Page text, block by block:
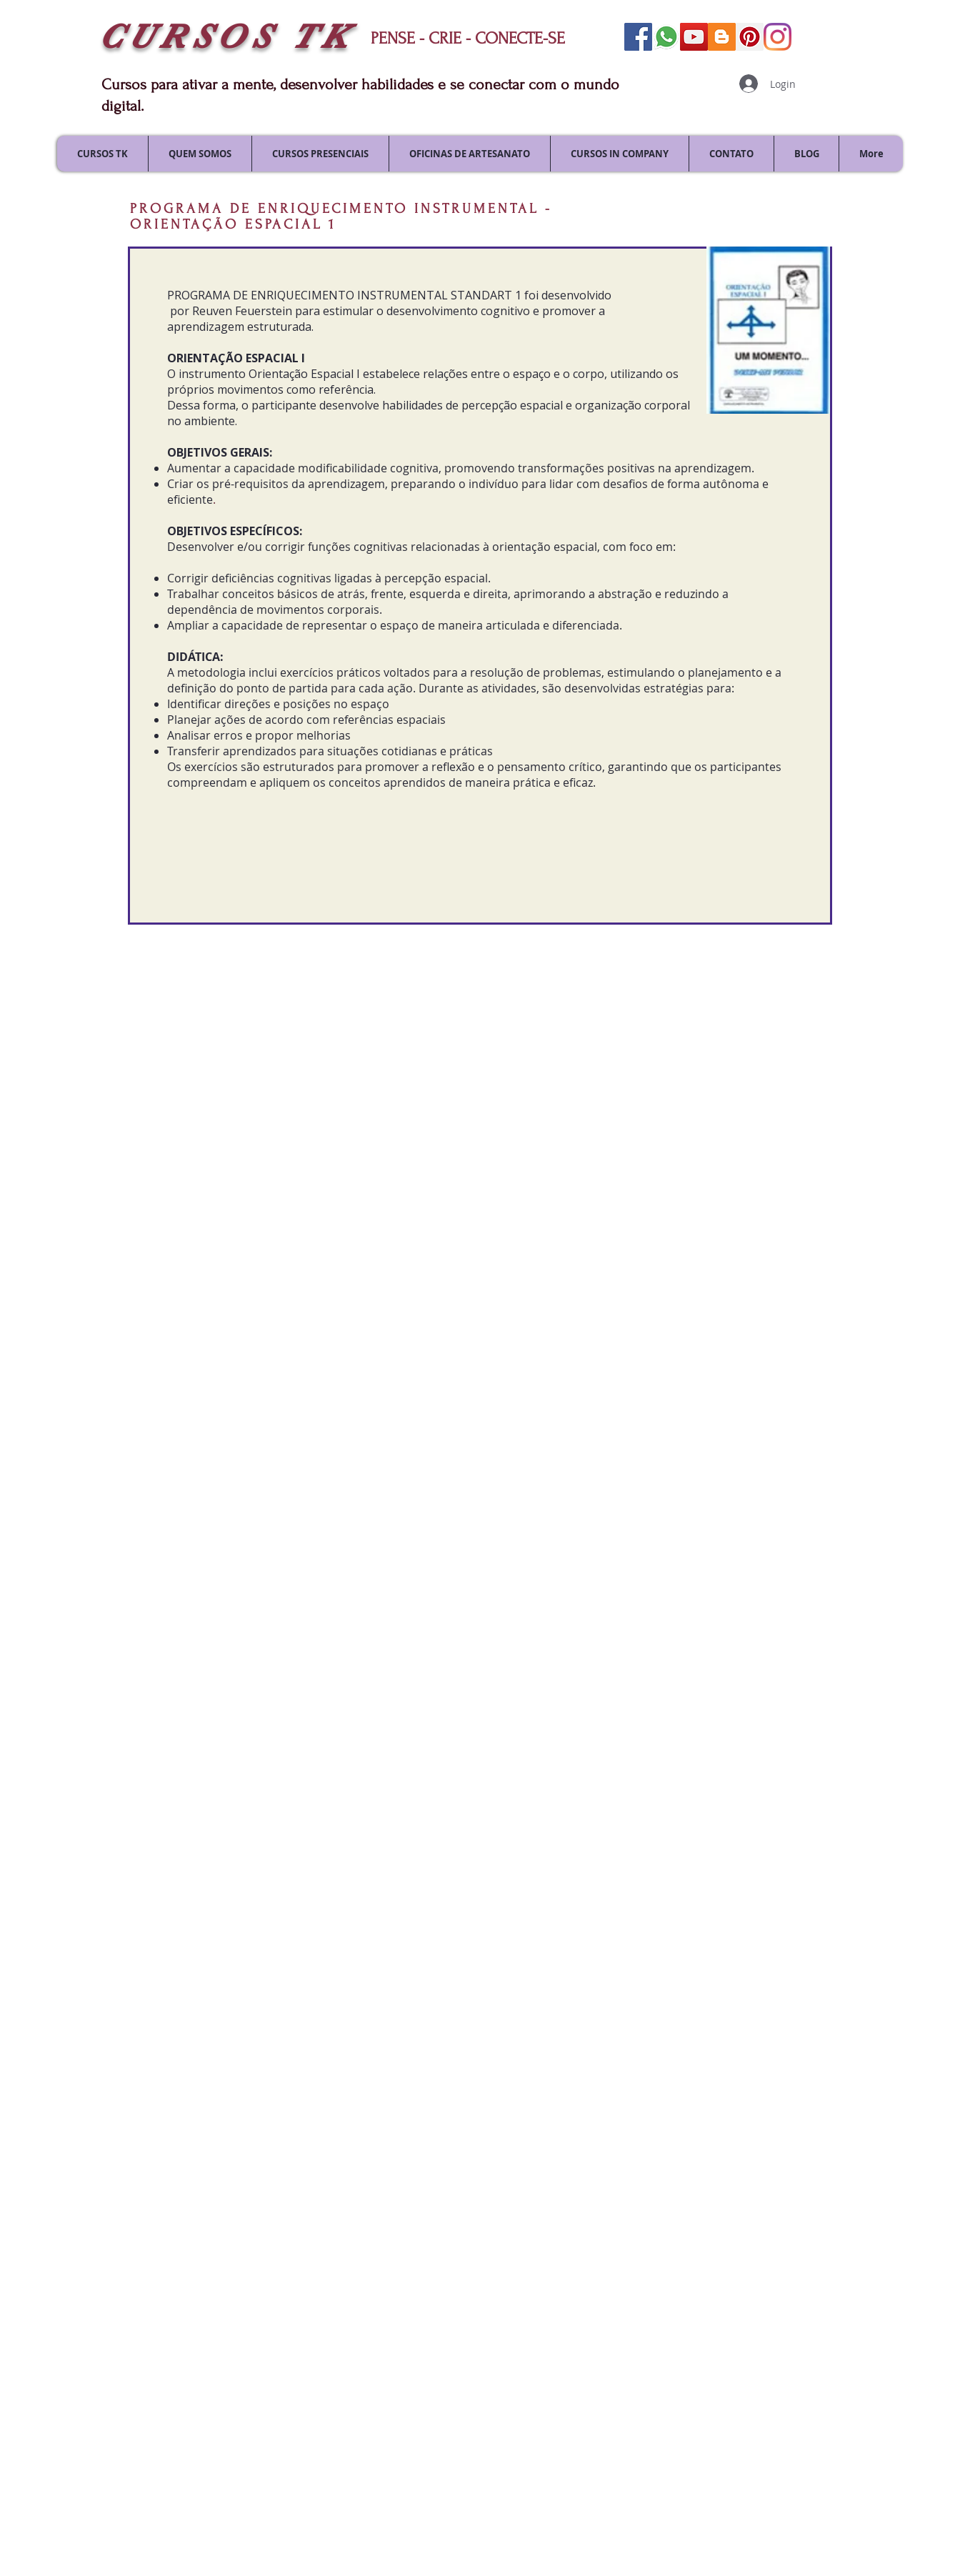
CURSOS TK PENSE - CRIE - CONECTE-SE
Cursos para ativar a mente, desenvolver habilidades e se conectar com o mundo
digital.
Login
CURSOS TK QUEM SOMOS CURSOS PRESENCIAIS OFICINAS DE ARTESANATO CURSOS IN COMPANY CONTATO BLOG More
PROGRAMA DE ENRIQUECIMENTO INSTRUMENTAL -
ORIENTAÇÃO ESPACIAL 1
PROGRAMA DE ENRIQUECIMENTO INSTRUMENTAL STANDART 1 foi desenvolvido
por Reuven Feuerstein para estimular o desenvolvimento cognitivo e promover a
aprendizagem estruturada.
ORIENTAÇÃO ESPACIAL I
O instrumento Orientação Espacial I estabelece relações entre o espaço e o corpo, utilizando os
próprios movimentos como referência.
Dessa forma, o participante desenvolve habilidades de percepção espacial e organização corporal
no ambiente.
OBJETIVOS GERAIS:
Aumentar a capacidade modificabilidade cognitiva, promovendo transformações positivas na aprendizagem.
Criar os pré-requisitos da aprendizagem, preparando o indivíduo para lidar com desafios de forma autônoma e
eficiente.
OBJETIVOS ESPECÍFICOS:
Desenvolver e/ou corrigir funções cognitivas relacionadas à orientação espacial, com foco em:
Corrigir deficiências cognitivas ligadas à percepção espacial.
Trabalhar conceitos básicos de atrás, frente, esquerda e direita, aprimorando a abstração e reduzindo a
dependência de movimentos corporais.
Ampliar a capacidade de representar o espaço de maneira articulada e diferenciada.
DIDÁTICA:
A metodologia inclui exercícios práticos voltados para a resolução de problemas, estimulando o planejamento e a
definição do ponto de partida para cada ação. Durante as atividades, são desenvolvidas estratégias para:
Identificar direções e posições no espaço
Planejar ações de acordo com referências espaciais
Analisar erros e propor melhorias
Transferir aprendizados para situações cotidianas e práticas
Os exercícios são estruturados para promover a reflexão e o pensamento crítico, garantindo que os participantes
compreendam e apliquem os conceitos aprendidos de maneira prática e eficaz.